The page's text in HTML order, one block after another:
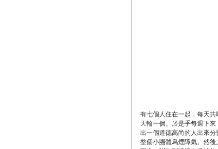
有七個人住在一起，每天
天輪一個。於是乎每週下
出一個道德高尚的人出來
整個小團體烏煙障氣。然